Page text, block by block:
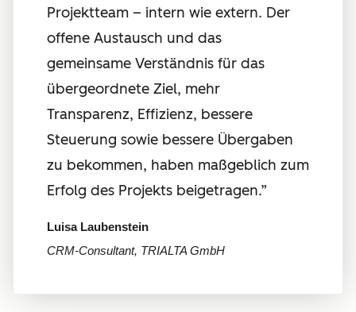
Projektteam – intern wie extern. Der
offene Austausch und das
gemeinsame Verständnis für das
übergeordnete Ziel, mehr
Transparenz, Effizienz, bessere
Steuerung sowie bessere Übergaben
zu bekommen, haben maßgeblich zum
Erfolg des Projekts beigetragen.”
Luisa Laubenstein
CRM-Consultant, TRIALTA GmbH